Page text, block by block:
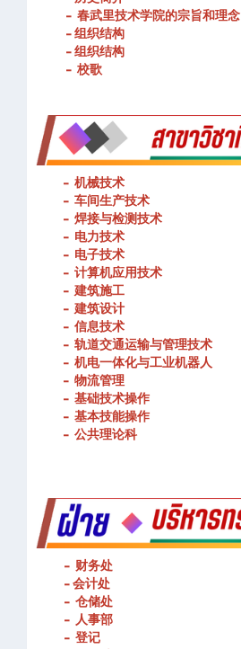
- 春武里技术学院的宗旨和理念
- 组织结构
- 组织结构
- 校歌
- 机械技术
- 车间生产技术
- 焊接与检测技术
- 电力技术
- 电子技术
- 计算机应用技术
-建筑施工
-建筑设计
- 信息技术
- 轨道交通运输与管理技术
- 机电一体化与工业机器人
- 物流管理
- 基础技术操作
- 基本技能操作
- 公共理论科
- 财务处
-会计处
- 仓储处
- 人事部
- 登记